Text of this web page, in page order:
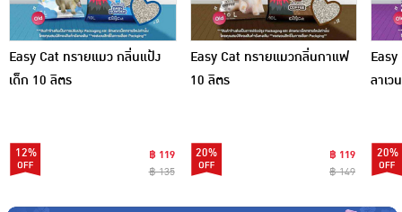
Easy Cat ทรายแมว กลิ่นแป้ง
เด็ก 10 ลิตร
12%
฿ 119
฿ 135
Easy Cat ทรายแมวกลิ่นกาแฟ
10 ลิตร
20%
฿ 119
฿ 149
ลาเว
20%